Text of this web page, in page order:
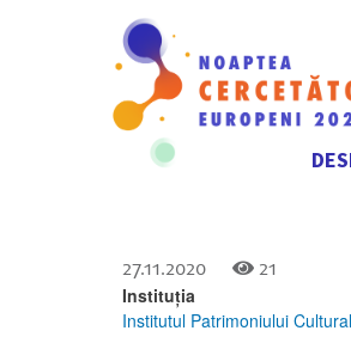
Navigare
27.11.2020
21
Instituția
Institutul Patrimoniului Cultural